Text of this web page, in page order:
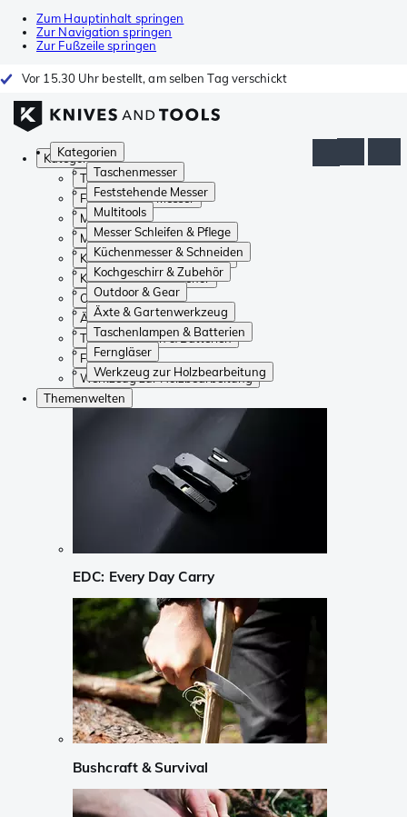
Zum Hauptinhalt springen
Zur Navigation springen
Zur Fußzeile springen
Vor 15.30 Uhr bestellt, am selben Tag verschickt
Kategorien
Taschenmesser
Feststehende Messer
Multitools
Messer Schleifen & Pflege
Küchenmesser & Schneiden
Kochgeschirr & Zubehör
Outdoor & Gear
Äxte & Gartenwerkzeug
Taschenlampen & Batterien
Ferngläser
Werkzeug zur Holzbearbeitung
Kategorien
Taschenmesser
Feststehende Messer
Multitools
Messer Schleifen & Pflege
Küchenmesser & Schneiden
Kochgeschirr & Zubehör
Outdoor & Gear
Äxte & Gartenwerkzeug
Taschenlampen & Batterien
Ferngläser
Werkzeug zur Holzbearbeitung
Themenwelten
EDC: Every Day Carry
Bushcraft & Survival